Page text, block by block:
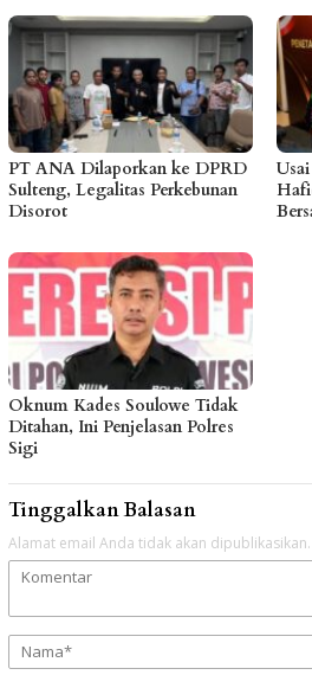
PT ANA Dilaporkan ke DPRD
Sulteng, Legalitas Perkebunan
Disorot
Oknum Kades Soulowe Tidak
Ditahan, Ini Penjelasan Polres
Sigi
Tinggalkan Balasan
Alamat email Anda tidak akan dipublikasikan.